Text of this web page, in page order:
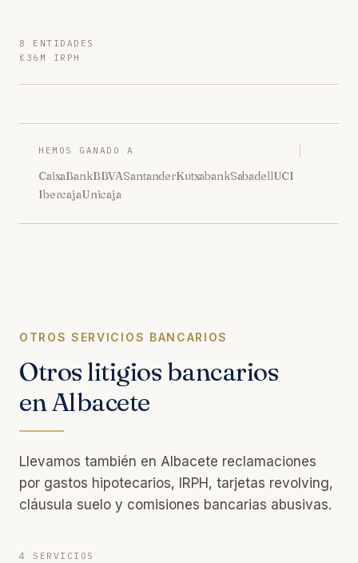
8 ENTIDADES
€36M IRPH
HEMOS GANADO A
CaixaBankBBVASantanderKutxabankSabadellUCI
IbercajaUnicaja
OTROS SERVICIOS BANCARIOS
Otros litigios bancarios
en Albacete
Llevamos también en Albacete reclamaciones
por gastos hipotecarios, IRPH, tarjetas revolving,
cláusula suelo y comisiones bancarias abusivas.
4 SERVICIOS